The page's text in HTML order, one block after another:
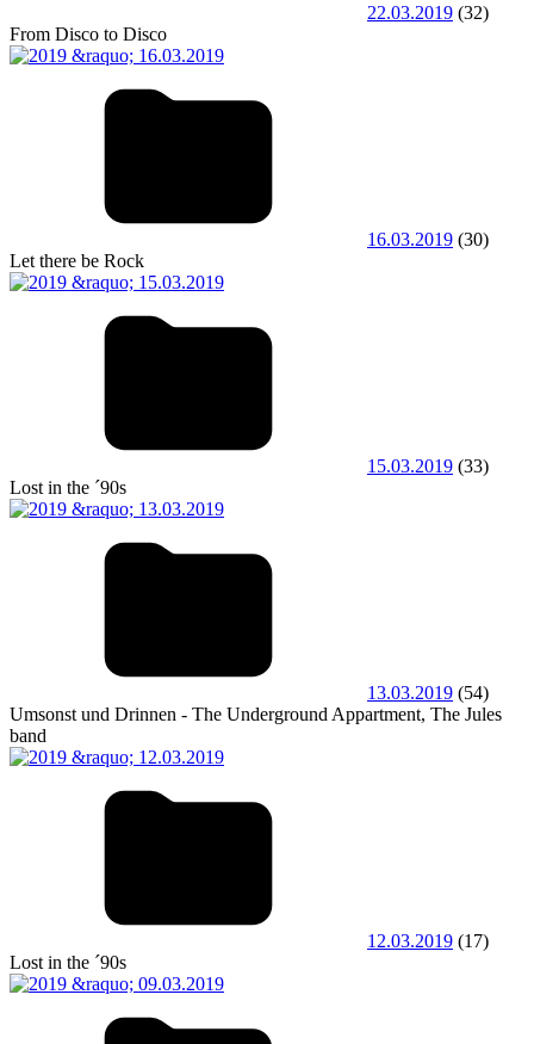
22.03.2019 (32)
From Disco to Disco
16.03.2019 (30)
Let there be Rock
15.03.2019 (33)
Lost in the ´90s
13.03.2019 (54)
Umsonst und Drinnen - The Underground Appartment, The Jules
band
12.03.2019 (17)
Lost in the ´90s